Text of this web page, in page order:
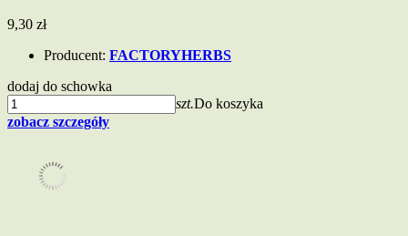
9,30 zł
Producent: FACTORYHERBS
dodaj do schowka
szt.Do koszyka
zobacz szczegóły